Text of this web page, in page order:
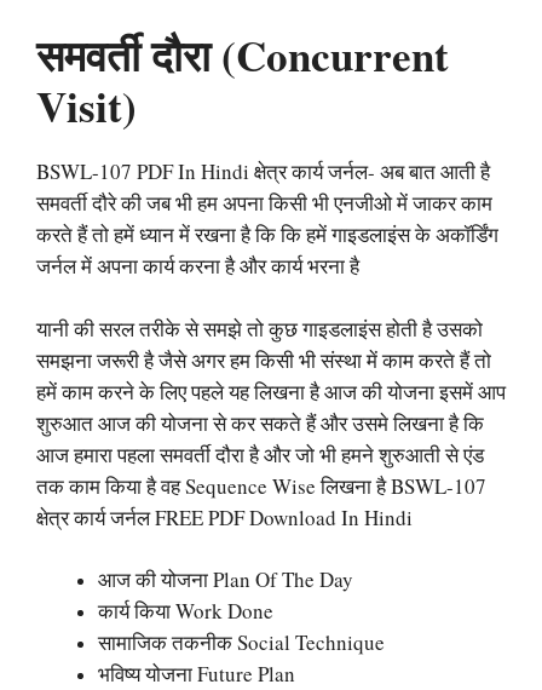
समवर्ती दौरा (Concurrent
Visit)
BSWL-107 PDF In Hindi क्षेत्र कार्य जर्नल- अब बात आती है
समवर्ती दौरे की जब भी हम अपना किसी भी एनजीओ में जाकर काम
करते हैं तो हमें ध्यान में रखना है कि कि हमें गाइडलाइंस के अकॉर्डिंग
जर्नल में अपना कार्य करना है और कार्य भरना है
यानी की सरल तरीके से समझे तो कुछ गाइडलाइंस होती है उसको
समझना जरूरी है जैसे अगर हम किसी भी संस्था में काम करते हैं तो
हमें काम करने के लिए पहले यह लिखना है आज की योजना इसमें आप
शुरुआत आज की योजना से कर सकते हैं और उसमे लिखना है कि
आज हमारा पहला समवर्ती दौरा है और जो भी हमने शुरुआती से एंड
तक काम किया है वह Sequence Wise लिखना है BSWL-107
क्षेत्र कार्य जर्नल FREE PDF Download In Hindi
आज की योजना Plan Of The Day
कार्य किया Work Done
सामाजिक तकनीक Social Technique
भविष्य योजना Future Plan